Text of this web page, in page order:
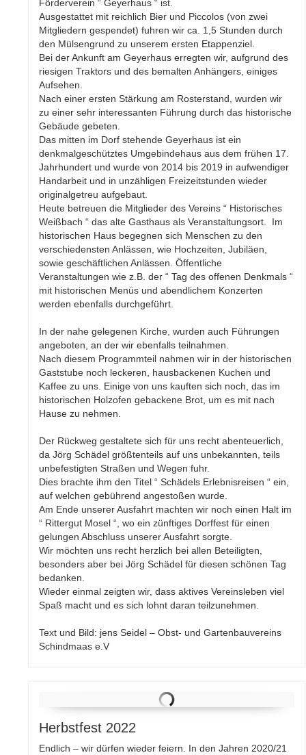
Förderverein “ Geyerhaus “ ist.
Ausgestattet mit reichlich Bier und Piccolos (von zwei
Mitgliedern gespendet) fuhren wir ca. 1,5 Stunden durch
den Mülsengrund zu unserem ersten Etappenziel.
Bei der Ankunft am Geyerhaus erregten wir, aufgrund des
riesigen Traktors und des bemalten Anhängers, einiges
Aufsehen.
Nach einer ersten Stärkung am Rosterstand, wurden wir
zu einer sehr interessanten Führung durch das historische
Gebäude gebeten.
Das mitten im Dorf stehende Geyerhaus ist ein
denkmalgeschütztes Umgebindehaus aus dem frühen 17.
Jahrhundert und wurde von 2014 bis 2019 in aufwendiger
Handarbeit und in unzähligen Freizeitstunden wieder
originalgetreu aufgebaut.
Heute betreuen die Mitglieder des Vereins “ Historisches
Weißbach “ das alte Gasthaus als Veranstaltungsort. Im
historischen Haus begegnen sich Menschen zu den
verschiedensten Anlässen, wie Hochzeiten, Jubiläen,
sowie geschäftlichen Anlässen. Öffentliche
Veranstaltungen wie z.B. der “ Tag des offenen Denkmals “
mit historischen Menüs und abendlichem Konzerten
werden ebenfalls durchgeführt.
In der nahe gelegenen Kirche, wurden auch Führungen
angeboten, an der wir ebenfalls teilnahmen.
Nach diesem Programmteil nahmen wir in der historischen
Gaststube noch leckeren, hausbackenen Kuchen und
Kaffee zu uns. Einige von uns kauften sich noch, das im
historischen Holzofen gebackene Brot, um es mit nach
Hause zu nehmen.
Der Rückweg gestaltete sich für uns recht abenteuerlich,
da Jörg Schädel größtenteils auf uns unbekannten, teils
unbefestigten Straßen und Wegen fuhr.
Dies brachte ihm den Titel “ Schädels Erlebnisreisen “ ein,
auf welchen gebührend angestoßen wurde.
Am Ende unserer Ausfahrt machten wir noch einen Halt im
“ Rittergut Mosel “, wo ein zünftiges Dorffest für einen
gelungen Abschluss unserer Ausfahrt sorgte.
Wir möchten uns recht herzlich bei allen Beteiligten,
besonders aber bei Jörg Schädel für diesen schönen Tag
bedanken.
Wieder einmal zeigten wir, dass aktives Vereinsleben viel
Spaß macht und es sich lohnt daran teilzunehmen.
Text und Bild: jens Seidel – Obst- und Gartenbauvereins
Schindmaas e.V
Herbstfest 2022
Endlich – wir dürfen wieder feiern. In den Jahren 2020/21